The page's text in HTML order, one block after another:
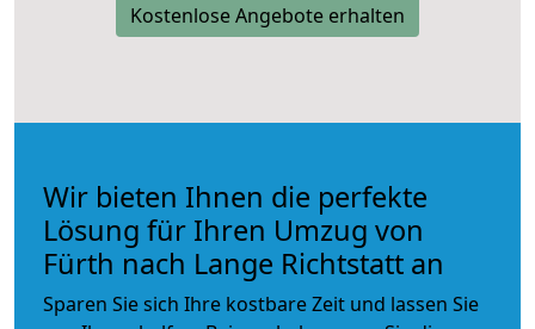
Kostenlose Angebote erhalten
Wir bieten Ihnen die perfekte
Lösung für Ihren Umzug von
Fürth nach Lange Richtstatt an
Sparen Sie sich Ihre kostbare Zeit und lassen Sie